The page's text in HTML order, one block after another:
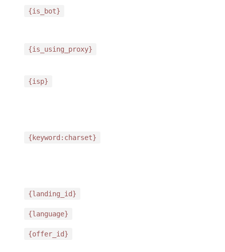
{is_bot}
{is_using_proxy}
{isp}
{keyword:charset}
{landing_id}
{language}
{offer_id}